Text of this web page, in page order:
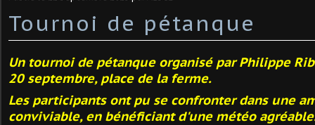
Tournoi de pétanque
Un tournoi de pétanque organisé par Philippe
20 septembre, place de la ferme.
Les participants ont pu se confronter dans une
conviviable,en bénéficiant d'une météo